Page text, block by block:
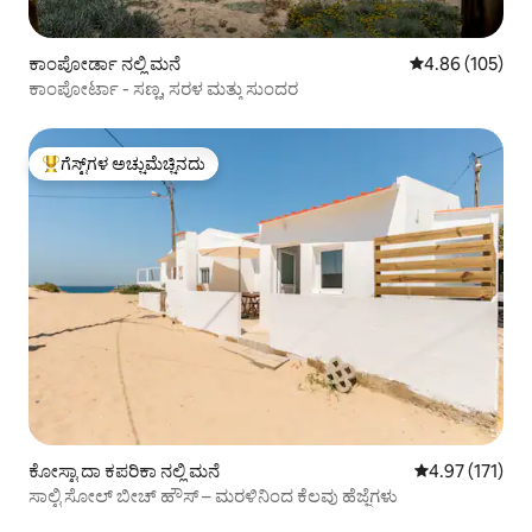
ಕಾಂಪೋರ್ಡಾ ನಲ್ಲಿ ಮನೆ 5 ರಲ್ಲಿ 4.86
4.86 (105)
ಕಾಂಪೋರ್ಟಾ - ಸಣ್ಣ, ಸರಳ ಮತ್ತು ಸುಂದರ
ಗೆಸ್ಟ್‌ಗಳಿಗೆ ಅತಿ ಹೆಚ್ಚು ಅಚ್ಚುಮೆಚ್ಚಿನದು
ಗೆಸ್ಟ್‌ಗಳ ಅಚ್ಚುಮೆಚ್ಚಿನದು
ಕೋಸ್ಟಾ ದಾ ಕಪರಿಕಾ ನಲ್ಲಿ ಮನೆ 5 ರಲ್ಲಿ 4.97
4.97 (171)
ಸಾಲ್ಟಿ ಸೋಲ್ ಬೀಚ್ ಹೌಸ್ – ಮರಳಿನಿಂದ ಕೆಲವು ಹೆಜ್ಜೆಗಳು